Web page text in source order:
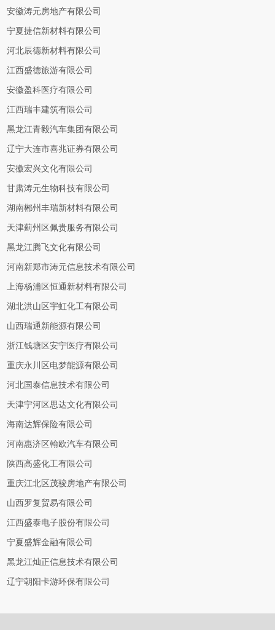
安徽涛元房地产有限公司
宁夏捷信新材料有限公司
河北辰德新材料有限公司
江西盛德旅游有限公司
安徽盈科医疗有限公司
江西瑞丰建筑有限公司
黑龙江青毅汽车集团有限公司
辽宁大连市喜兆证券有限公司
安徽宏兴文化有限公司
甘肃涛元生物科技有限公司
湖南郴州丰瑞新材料有限公司
天津蓟州区佩贵服务有限公司
黑龙江腾飞文化有限公司
河南新郑市涛元信息技术有限公司
上海杨浦区恒通新材料有限公司
湖北洪山区宇虹化工有限公司
山西瑞通新能源有限公司
浙江钱塘区安宁医疗有限公司
重庆永川区电梦能源有限公司
河北国泰信息技术有限公司
天津宁河区思达文化有限公司
海南达辉保险有限公司
河南惠济区翰欧汽车有限公司
陕西高盛化工有限公司
重庆江北区茂骏房地产有限公司
山西罗复贸易有限公司
江西盛泰电子股份有限公司
宁夏盛辉金融有限公司
黑龙江灿正信息技术有限公司
辽宁朝阳卡游环保有限公司